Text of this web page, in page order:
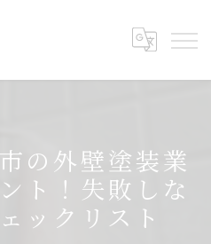
の外壁塗装業
ト！失敗しな
ックリスト